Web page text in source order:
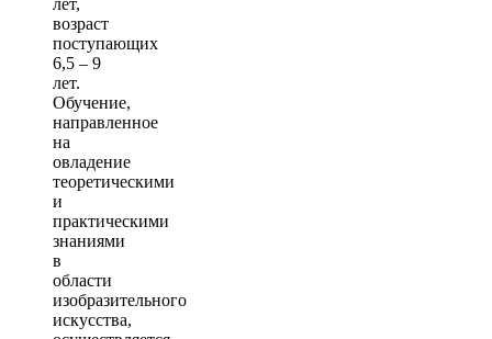
лет,
возраст
поступающих
6,5 – 9
лет.
Обучение,
направленное
на
овладение
теоретическими
и
практическими
знаниями
в
области
изобразительного
искусства,